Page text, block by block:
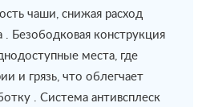
чаши, снижая расход
Безободковая конструкция
места, где
и грязь, что облегчает
. Система антивсплеск